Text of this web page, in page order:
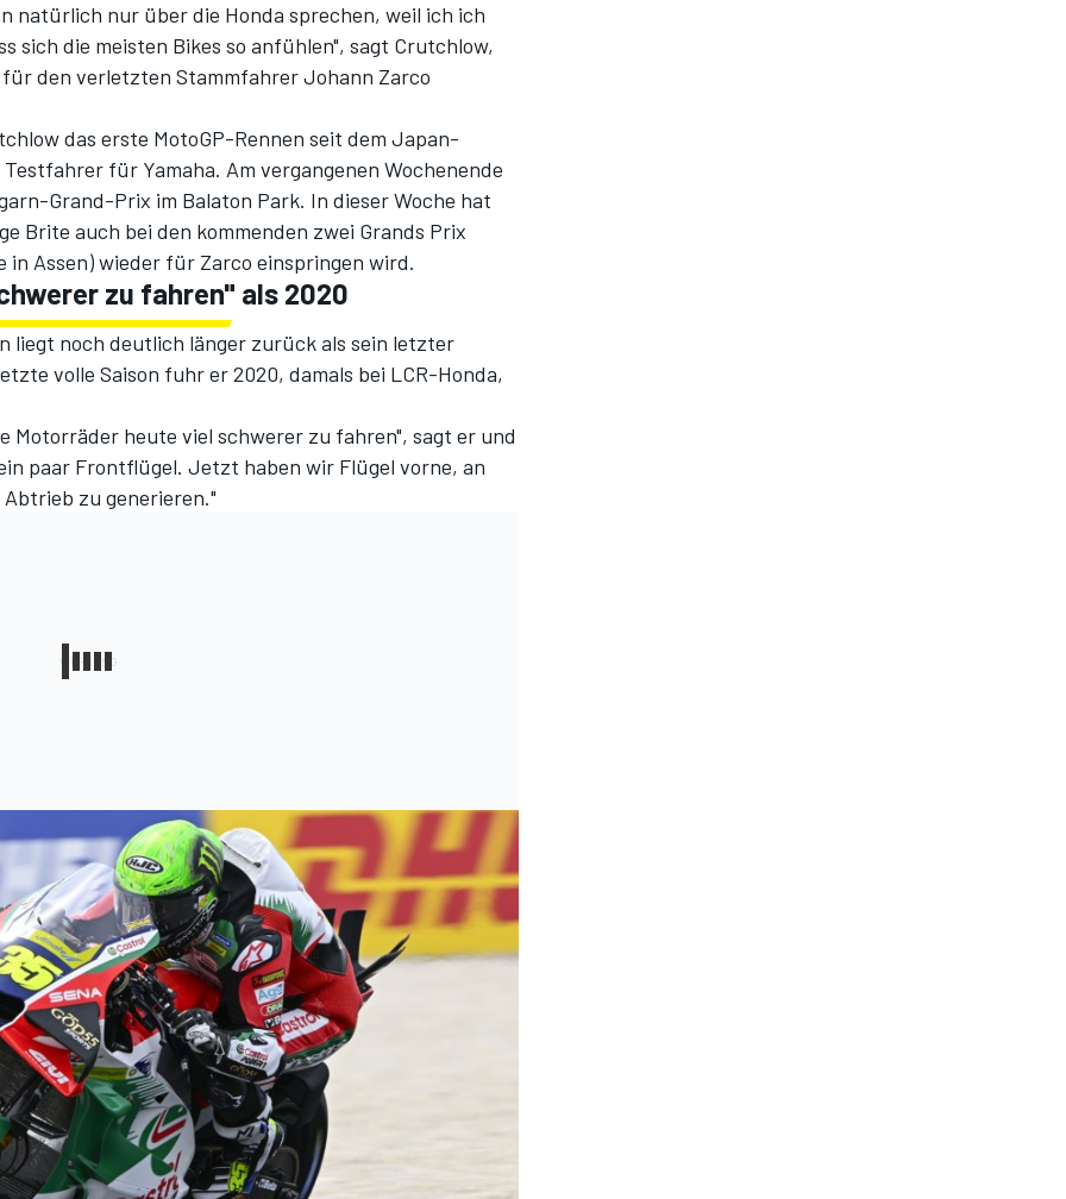
natürlich nur über die Honda sprechen, weil ich ich
sich die meisten Bikes so anfühlen", sagt Crutchlow,
den verletzten Stammfahrer Johann Zarco
das erste MotoGP-Rennen seit dem Japan-
für Yamaha. Am vergangenen Wochenende
Grand-Prix im Balaton Park. In dieser Woche hat
Brite auch bei den kommenden zwei Grands Prix
Assen) wieder für Zarco einspringen wird.
zu fahren" als 2020
liegt noch deutlich länger zurück als sein letzter
volle Saison fuhr er 2020, damals bei LCR-Honda,
Motorräder heute viel schwerer zu fahren", sagt er und
paar Frontflügel. Jetzt haben wir Flügel vorne, an
zu generieren."